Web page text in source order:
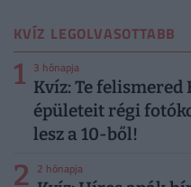
KVÍZ LEGOLVASOTTABB
1 3 hónapja
Kvíz: Te
épületeit régi
lesz a 10-ből!
2 2 hónapja